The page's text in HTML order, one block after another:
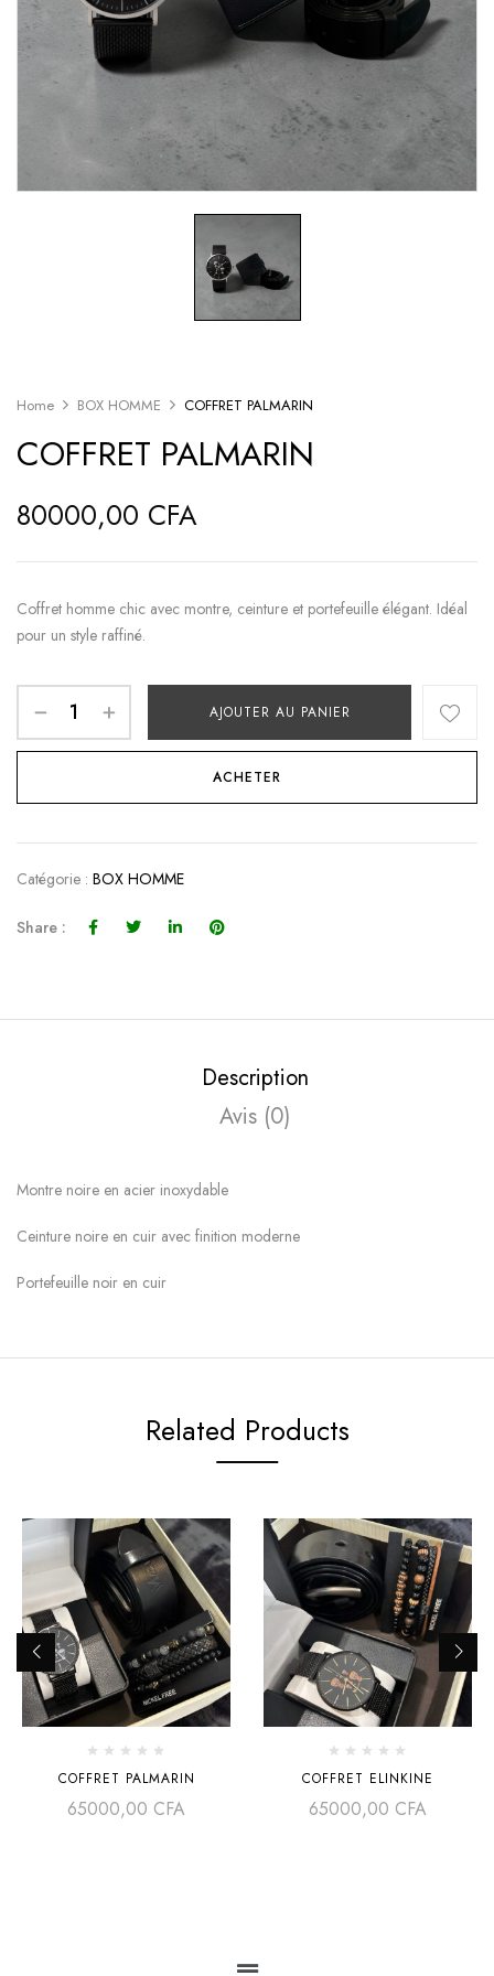
Home BOX HOMME COFFRET PALMARIN
COFFRET PALMARIN
80000,00 CFA
Coffret homme chic avec montre, ceinture et portefeuille élégant. Idéal
pour un style raffiné.
AJOUTER AU PANIER
ACHETER
Catégorie : BOX HOMME
Share :
Description
Avis (0)
Montre noire en acier inoxydable
Ceinture noire en cuir avec finition moderne
Portefeuille noir en cuir
Related Products
COFFRET PALMARIN
65000,00 CFA
COFFRET ELINKINE
65000,00 CFA